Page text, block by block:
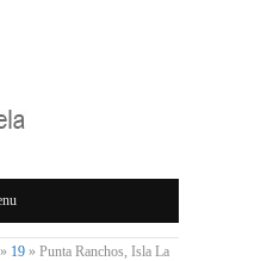
» 19 » Punta Ranchos, Isla La